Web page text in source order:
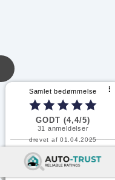
Samlet bedømmelse ⠇
GODT (4,4/5)
31 anmeldelser
drevet af 01.04.2025
Fortsæt med at læse